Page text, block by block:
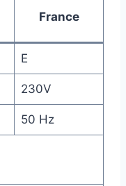
France
E
230V
50 Hz